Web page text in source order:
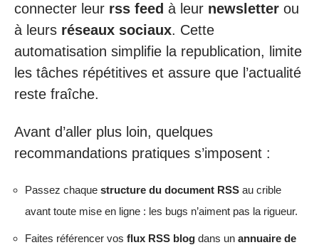
connecter leur rss feed à leur newsletter ou
à leurs réseaux sociaux. Cette
automatisation simplifie la republication, limite
les tâches répétitives et assure que l’actualité
reste fraîche.
Avant d’aller plus loin, quelques
recommandations pratiques s’imposent :
Passez chaque structure du document RSS au crible
avant toute mise en ligne : les bugs n’aiment pas la rigueur.
Faites référencer vos flux RSS blog dans un annuaire de